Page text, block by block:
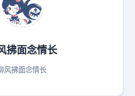
拂面念情长
风拂面念情长